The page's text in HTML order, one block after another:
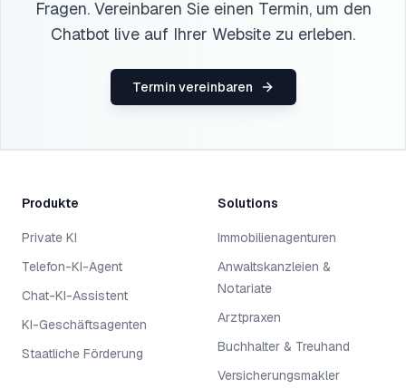
Fragen. Vereinbaren Sie einen Termin, um den
Chatbot live auf Ihrer Website zu erleben.
Termin vereinbaren
Produkte
Private KI
Telefon-KI-Agent
Chat-KI-Assistent
KI-Geschäftsagenten
Staatliche Förderung
Solutions
Immobilienagenturen
Anwaltskanzleien &
Notariate
Arztpraxen
Buchhalter & Treuhand
Versicherungsmakler